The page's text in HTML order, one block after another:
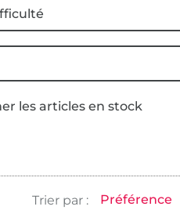
les articles en stock
Préférence